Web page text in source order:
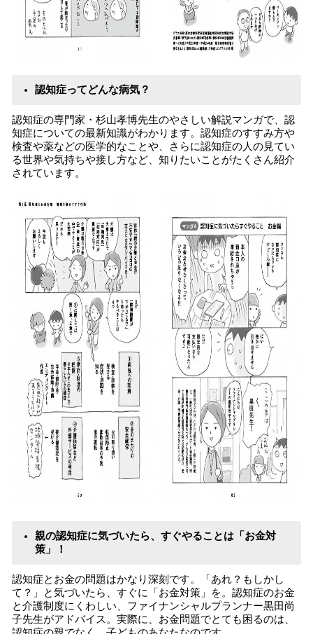
認知症ってどんな病気？
認知症の専門家・杉山孝博先生のやさしい解説マンガで、認
知症についての最新知識がわかります。認知症のすすみ方や
検査や薬などの医学的なことや、さらに認知症の人の見てい
る世界や気持ちや接し方など、知りたいことがたくさん紹介
されています。
親の認知症に気づいたら、すぐやることは「お金対
策」！
認知症とお金の問題はかなり深刻です。「あれ？もしかし
て？」と気づいたら、すぐに「お金対策」を。認知症のお金
と介護制度にくわしい、ファイナンシャルプランナー黒田尚
子先生がアドバイス。実際に、お金問題でとても困るのは、